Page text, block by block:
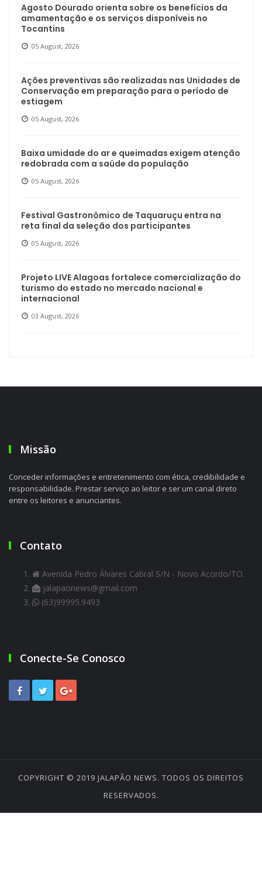
Agosto Dourado orienta sobre os benefícios da
amamentação e os serviços disponíveis no
Tocantins
05 August, 2026
Ações preventivas são realizadas nas Unidades de
Conservação em preparação para o período de
estiagem
05 August, 2026
Baixa umidade do ar e queimadas exigem atenção
redobrada com a saúde da população
05 August, 2026
Festival Gastronômico de Taquaruçu entra na
reta final da seleção dos participantes
05 August, 2026
Projeto LIVE Alagoas fortalece comercialização do
turismo do estado no mercado nacional e
internacional
03 August, 2026
Missão
Conceder informações e entretenimento com ética, credibilidade e
responsabilidade. Prestar serviço ao leitor e ser um canal direto
entre os leitores e anunciantes.
Contato
Avenida Pedro Álvares Cabral S/N - Novo Acordo/TO.
jalapaonews@gmail.com
(63)99995.9493
Conecte-Se Conosco
COPYRIGHT © 2019 JALAPÃO NEWS. TODOS OS DIREITOS
RESERVADOS.